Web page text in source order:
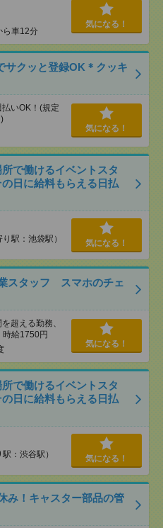
ら車12分
気になる！
サクッと登録OK＊クッキ
いOK！(規定
気になる！
で働けるイベントスタ
日に給料もらえる日払
駅：池袋駅） 気になる！
スタッフ スマホのチェ
超える勤務、
給1750円
気になる！
で働けるイベントスタ
日に給料もらえる日払
：渋谷駅） 気になる！
み！キャスター部品の管